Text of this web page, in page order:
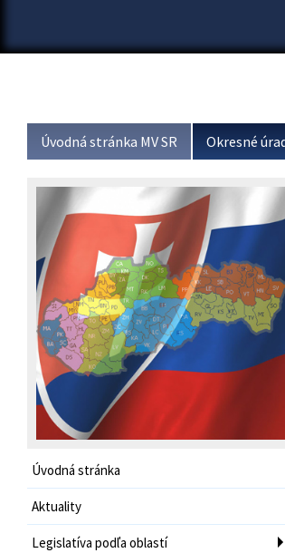
Úvodná stránka MV SR Okresné
Úvodná stránka
Aktuality
Legislatíva podľa oblastí